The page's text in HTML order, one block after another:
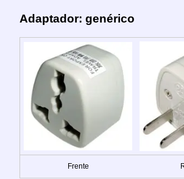
Adaptador: genérico
Frente